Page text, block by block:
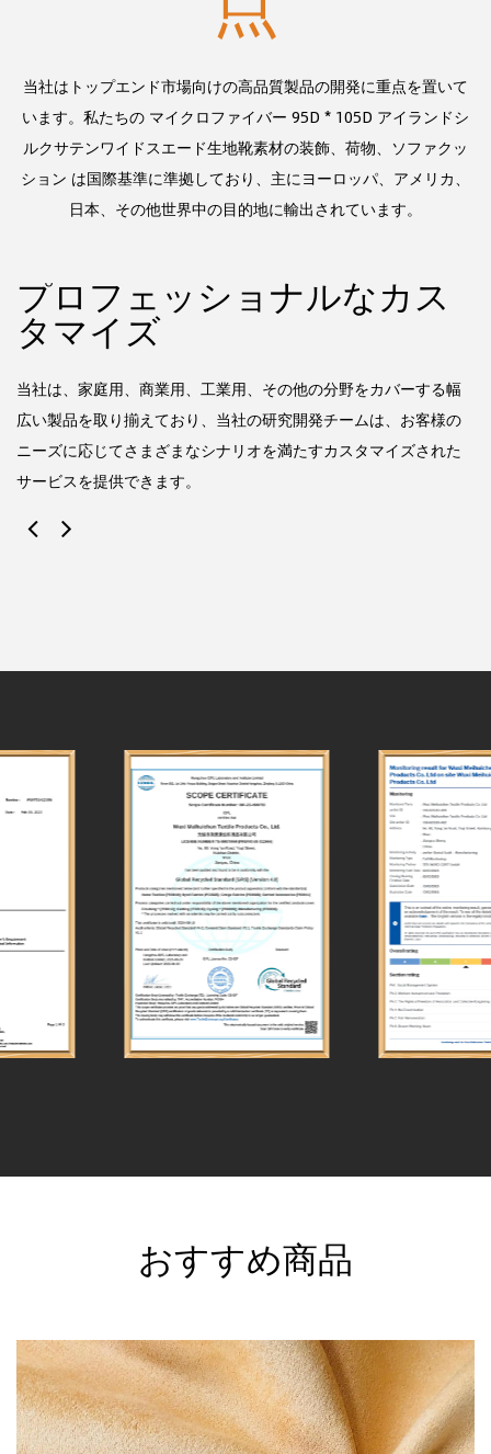
当社はトップエンド市場向けの高品質製品の開発に重点を置いて
います。私たちの マイクロファイバー 95D * 105D アイランドシ
ルクサテンワイドスエード生地靴素材の装飾、荷物、ソファクッ
ション は国際基準に準拠しており、主にヨーロッパ、アメリカ、
日本、その他世界中の目的地に輸出されています。
プロフェッショナルなカス
タマイズ
当社は、家庭用、商業用、工業用、その他の分野をカバーする幅
広い製品を取り揃えており、当社の研究開発チームは、お客様の
ニーズに応じてさまざまなシナリオを満たすカスタマイズされた
サービスを提供できます。
おすすめ商品